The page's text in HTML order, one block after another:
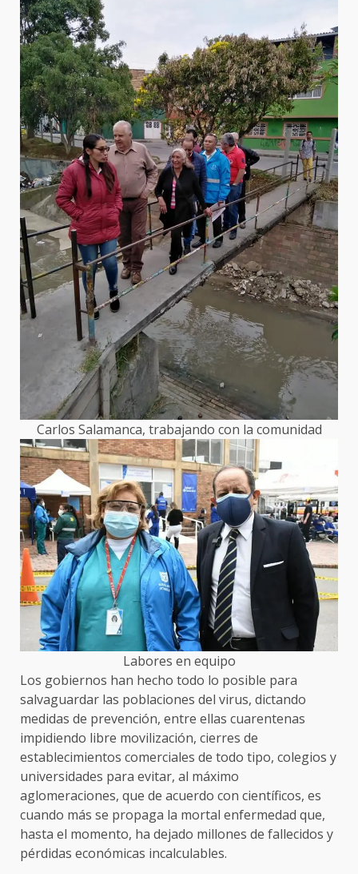
Carlos Salamanca, trabajando con la comunidad
Labores en equipo
Los gobiernos han hecho todo lo posible para
salvaguardar las poblaciones del virus, dictando
medidas de prevención, entre ellas cuarentenas
impidiendo libre movilización, cierres de
establecimientos comerciales de todo tipo, colegios y
universidades para evitar, al máximo
aglomeraciones, que de acuerdo con científicos, es
cuando más se propaga la mortal enfermedad que,
hasta el momento, ha dejado millones de fallecidos y
pérdidas económicas incalculables.